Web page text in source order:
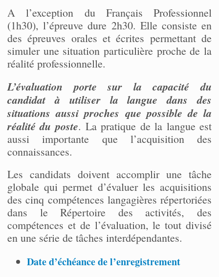
A l’exception du Français Professionnel
(1h30), l’épreuve dure 2h30. Elle consiste en
des épreuves orales et écrites permettant de
simuler une situation particulière proche de la
réalité professionnelle.
L’évaluation porte sur la capacité du
candidat à utiliser la langue dans des
situations aussi proches que possible de la
réalité du poste. La pratique de la langue est
aussi importante que l’acquisition des
connaissances.
Les candidats doivent accomplir une tâche
globale qui permet d’évaluer les acquisitions
des cinq compétences langagières répertoriées
dans le Répertoire des activités, des
compétences et de l’évaluation, le tout divisé
en une série de tâches interdépendantes.
Date d’échéance de l’enregistrement